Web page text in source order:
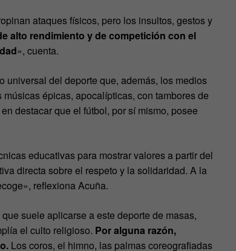
ataques físicos, pero los insultos, gestos y
alto rendimiento y de competición con el
», cuenta.
universal del deporte que, además, los medios
épicas, apocalípticas, con tambores de
destacar que el fútbol, por sí mismo, posee
educativas para mostrar valores a partir del
directa sobre el respeto y la solidaridad. A la
reflexiona Acuña.
suele aplicarse a este deporte de masas,
el culto religioso. Por alguna razón,
Los coros, el himno, las palmas coreografiadas